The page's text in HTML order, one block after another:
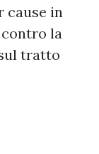
cause in
la
tratto